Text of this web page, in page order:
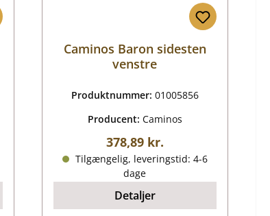
Caminos Baron sidesten
venstre
Produktnummer: 01005856
Producent: Caminos
Almindelig pris:
378,89 kr.
Tilgængelig, leveringstid: 4-6
dage
Detaljer